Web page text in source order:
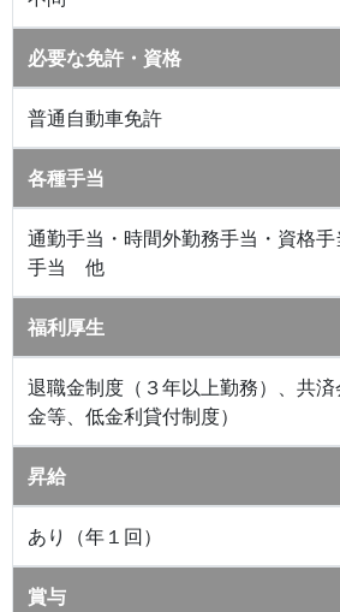
必要な免許・資格
普通自動車免許
各種手当
通勤手当・時間外勤務手当・資格
手当 他
福利厚生
退職金制度（３年以上勤務）、共
金等、低金利貸付制度）
昇給
あり（年１回）
賞与